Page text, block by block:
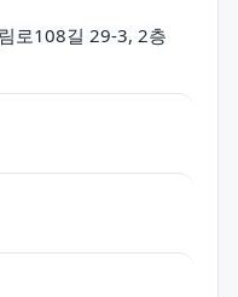
로108길 29-3, 2층